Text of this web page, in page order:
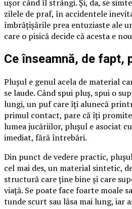
ușor când îl strângi. Și, da, se
zilele de praf, în accidentele
îmbrățișările prea entuziaste ale
care o pisică decide că acesta e
Ce înseamnă, de fapt,
Plușul e genul acela de material
se laude. Când spui pluș, spui o
lungi, un puf care îți alunecă
primul contact, pare că îți promite
lumea jucăriilor, plușul e asociat
imediat, fără întrebări.
Din punct de vedere practic,
cel mai des, un material sintetic,
structură care ține bine și care
viață. Se poate face foarte moale
tunde scurt sau lăsa mai lung, iar